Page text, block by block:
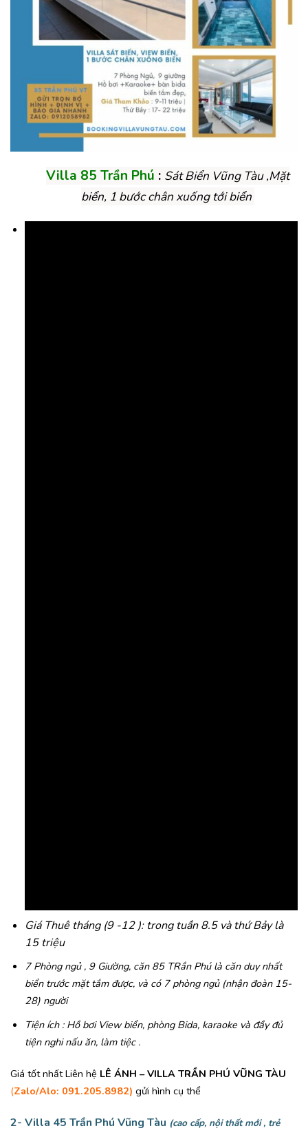
Villa 85 Trần Phú : Sát Biển Vũng Tàu ,Mặt
biển, 1 bước chân xuống tới biển
Giá Thuê tháng (9 -12 ): trong tuần 8.5 và thứ Bảy là
15 triệu
7 Phòng ngủ , 9 Giường, căn 85 TRần Phú là căn duy nhất
biển trước mặt tắm được, và có 7 phòng ngủ (nhận đoàn 15-
28) người
Tiện ích : Hồ bơi View biển, phòng Bida, karaoke và đầy đủ
tiện nghi nấu ăn, làm tiệc .
Giá tốt nhất Liên hệ LÊ ÁNH – VILLA TRẦN PHÚ VŨNG TÀU
(Zalo/Alo: 091.205.8982) gửi hình cụ thể
2- Villa 45 Trần Phú Vũng Tàu (cao cấp, nội thất mới , trẻ